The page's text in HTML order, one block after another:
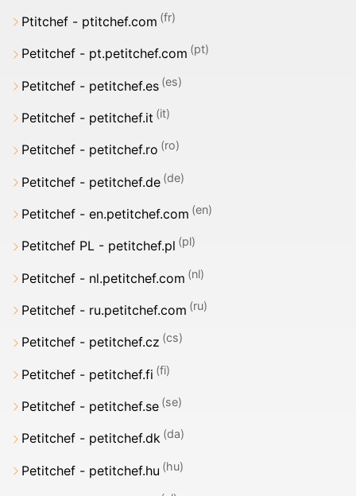
Ptitchef - ptitchef.com
Petitchef - pt.petitchef.com
Petitchef - petitchef.es
Petitchef - petitchef.it
Petitchef - petitchef.ro
Petitchef - petitchef.de
Petitchef - en.petitchef.com
Petitchef PL - petitchef.pl
Petitchef - nl.petitchef.com
Petitchef - ru.petitchef.com
Petitchef - petitchef.cz
Petitchef - petitchef.fi
Petitchef - petitchef.se
Petitchef - petitchef.dk
Petitchef - petitchef.hu